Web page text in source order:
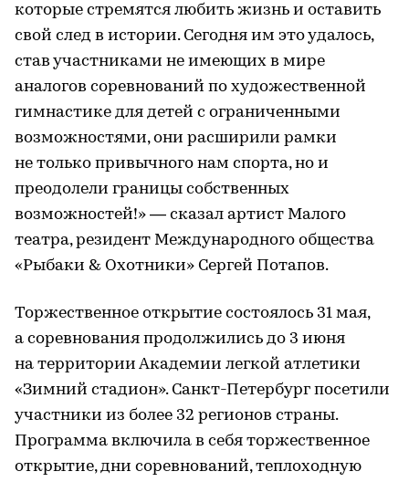
которые стремятся любить жизнь и оставить
свой след в истории. Сегодня им это удалось,
став участниками не имеющих в мире
аналогов соревнований по художественной
гимнастике для детей с ограниченными
возможностями, они расширили рамки
не только привычного нам спорта, но и
преодолели границы собственных
возможностей!» — сказал артист Малого
театра, резидент Международного общества
«Рыбаки & Охотники» Сергей Потапов.
Торжественное открытие состоялось 31 мая,
а соревнования продолжились до 3 июня
на территории Академии легкой атлетики
«Зимний стадион». Санкт-Петербург посетили
участники из более 32 регионов страны.
Программа включила в себя торжественное
открытие, дни соревнований, теплоходную